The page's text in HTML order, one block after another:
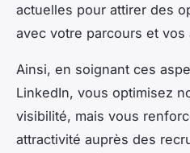
actuelles pour attirer des
avec votre parcours et vos
Ainsi, en soignant ces
LinkedIn, vous optimisez
visibilité, mais vous
attractivité auprès des